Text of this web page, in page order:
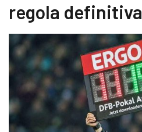
regola definitiva